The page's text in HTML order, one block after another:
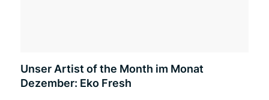
Unser Artist of the Month im Monat
Dezember: Eko Fresh